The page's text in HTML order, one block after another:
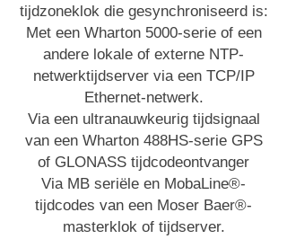
tijdzoneklok die gesynchroniseerd is:
Met een Wharton 5000-serie of een
andere lokale of externe NTP-
netwerktijdserver via een TCP/IP
Ethernet-netwerk.
Via een ultranauwkeurig tijdsignaal
van een Wharton 488HS-serie GPS
of GLONASS tijdcodeontvanger
Via MB seriële en MobaLine®-
tijdcodes van een Moser Baer®-
masterklok of tijdserver.